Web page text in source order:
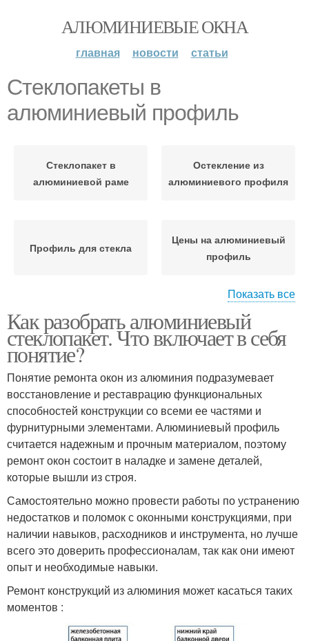
АЛЮМИНИЕВЫЕ ОКНА
главная новости статьи
Стеклопакеты в
алюминиевый профиль
Стеклопакет в
алюминиевой раме
Остекление из
алюминиевого профиля
Профиль для стекла
Цены на алюминиевый
профиль
Стеклопакет из рамного
профиля
Стеклопакет в
фасадном алюминии
Алюминиевые
стеклопакеты
Алюминиевые окна
Стекло в алюминиевом
профиле
Показать все
Как разобрать алюминиевый
стеклопакет. Что включает в себя
понятие?
Понятие ремонта окон из алюминия подразумевает
восстановление и реставрацию функциональных
способностей конструкции со всеми ее частями и
фурнитурными элементами. Алюминиевый профиль
считается надежным и прочным материалом, поэтому
ремонт окон состоит в наладке и замене деталей,
которые вышли из строя.
Самостоятельно можно провести работы по устранению
недостатков и поломок с оконными конструкциями, при
наличии навыков, расходников и инструмента, но лучше
всего это доверить профессионалам, так как они имеют
опыт и необходимые навыки.
Ремонт конструкций из алюминия может касаться таких
моментов :